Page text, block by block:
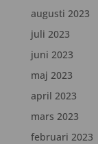
augusti 2023
juli 2023
juni 2023
maj 2023
april 2023
mars 2023
februari 2023